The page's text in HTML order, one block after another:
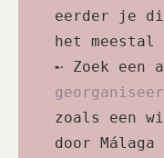
eerder je
het
zoals een
door